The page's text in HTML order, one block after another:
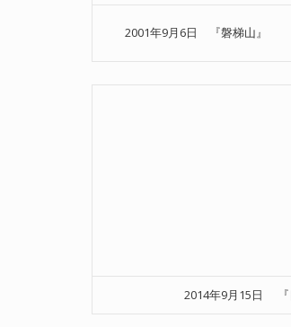
2001年9月6日 『磐梯山』
2014年9月15日 『